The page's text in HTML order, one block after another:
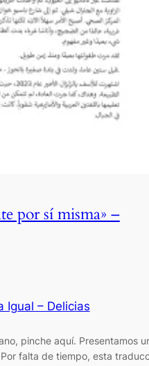
por sí misma» –
Igual – Delicias
pinche aquí. Presentamos
falta de tiempo, esta